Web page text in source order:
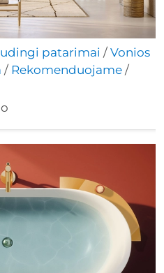
patarimai / Vonios
/ Rekomenduojame /